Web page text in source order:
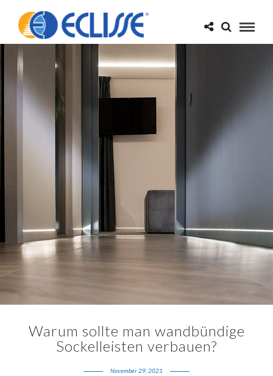
Warum sollte man wandbündige
Sockelleisten verbauen?
November 29, 2021